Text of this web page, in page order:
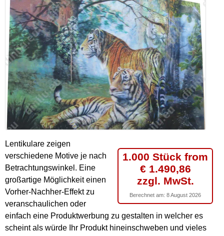
1.000 Stück from
€ 1.490,86
zzgl. MwSt.
Berechnet am: 8 August 2026
Lentikulare zeigen
verschiedene Motive je nach
Betrachtungswinkel. Eine
großartige Möglichkeit einen
Vorher-Nachher-Effekt zu
veranschaulichen oder
einfach eine Produktwerbung zu gestalten in welcher es
scheint als würde Ihr Produkt hineinschweben und vieles